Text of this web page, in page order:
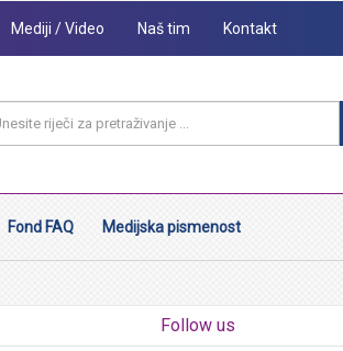
Mediji / Video Naš tim Kontakt
Fond FAQ Medijska pismenost
Follow us